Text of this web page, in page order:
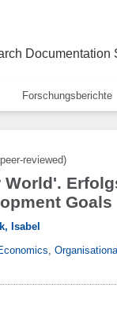
Documentation
Forschungsberichte
reviewed)
Goals
Isabel